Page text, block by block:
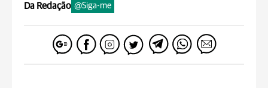
Da Redação @Siga-me